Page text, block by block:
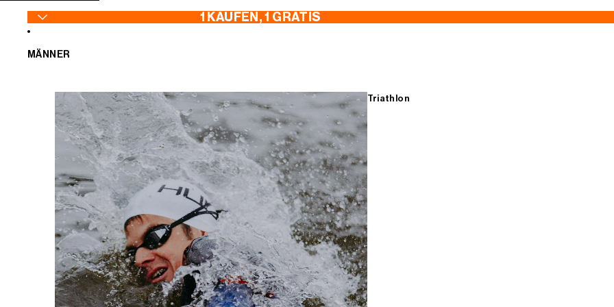
1 KAUFEN, 1 GRATIS
MÄNNER
Triathlon